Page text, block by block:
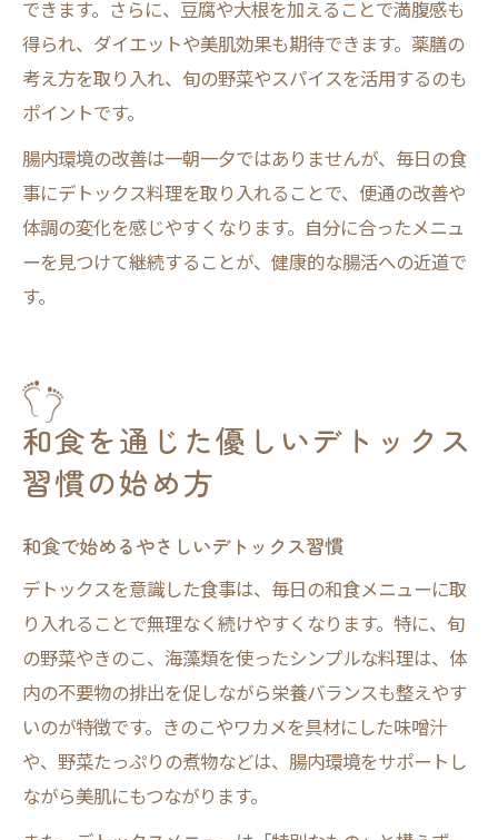
できます。さらに、豆腐や大根を加えることで満腹感も
得られ、ダイエットや美肌効果も期待できます。薬膳の
考え方を取り入れ、旬の野菜やスパイスを活用するのも
ポイントです。
腸内環境の改善は一朝一夕ではありませんが、毎日の食
事にデトックス料理を取り入れることで、便通の改善や
体調の変化を感じやすくなります。自分に合ったメニュ
ーを見つけて継続することが、健康的な腸活への近道で
す。
和食を通じた優しいデトックス
習慣の始め方
和食で始めるやさしいデトックス習慣
デトックスを意識した食事は、毎日の和食メニューに取
り入れることで無理なく続けやすくなります。特に、旬
の野菜やきのこ、海藻類を使ったシンプルな料理は、体
内の不要物の排出を促しながら栄養バランスも整えやす
いのが特徴です。きのこやワカメを具材にした味噌汁
や、野菜たっぷりの煮物などは、腸内環境をサポートし
ながら美肌にもつながります。